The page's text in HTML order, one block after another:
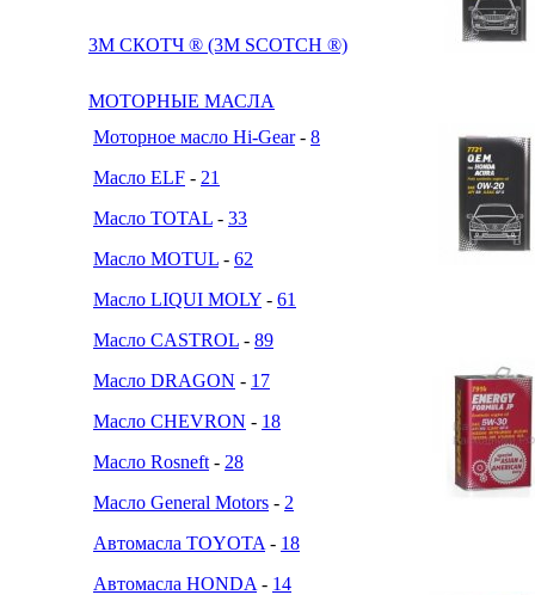
3М СКОТЧ ® (3M SCOTCH ®)
МОТОРНЫЕ МАСЛА
Моторное масло Hi-Gear- 8
Масло ELF - 21
Масло TOTAL - 33
Масло MOTUL - 62
Масло LIQUI MOLY - 61
Масло CASTROL - 89
Масло DRAGON - 17
Масло CHEVRON - 18
Масло Rosneft - 28
Масло General Motors - 2
Автомасла TOYOTA - 18
Автомасла HONDA - 14